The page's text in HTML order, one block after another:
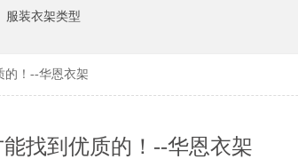
服装衣架类型
的！--华恩衣架
找到优质的！--华恩衣架